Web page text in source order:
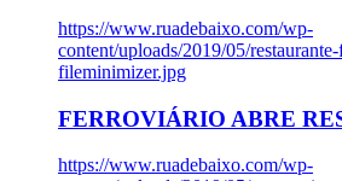
https://www.ruadebaixo.com/wp-
content/uploads/2019/05/
fileminimizer.jpg
FERROVIÁRIO ABRE
https://www.ruadebaixo.com/wp-